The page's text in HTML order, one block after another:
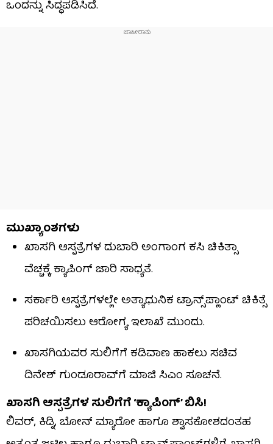
ಒಂದನ್ನು ಸಿದ್ಧಪಡಿಸಿದೆ.
ಮುಖ್ಯಾಂಶಗಳು
ಖಾಸಗಿ ಆಸ್ಪತ್ರೆಗಳ ದುಬಾರಿ ಅಂಗಾಂಗ ಕಸಿ ಚಿಕಿತ್ಸಾ
ವೆಚ್ಚಕ್ಕೆ ಕ್ಯಾಪಿಂಗ್ ಜಾರಿ ಸಾಧ್ಯತೆ.
ಸರ್ಕಾರಿ ಆಸ್ಪತ್ರೆಗಳಲ್ಲೇ ಅತ್ಯಾಧುನಿಕ ಟ್ರಾನ್ಸ್‌ಪ್ಲಾಂಟ್ ಚಿಕಿತ್ಸೆ
ಪರಿಚಯಿಸಲು ಆರೋಗ್ಯ ಇಲಾಖೆ ಮುಂದು.
ಖಾಸಗಿಯವರ ಸುಲಿಗೆಗೆ ಕಡಿವಾಣ ಹಾಕಲು ಸಚಿವ
ದಿನೇಶ್ ಗುಂಡೂರಾವ್‌ಗೆ ಮಾಜಿ ಸಿಎಂ ಸೂಚನೆ.
ಖಾಸಗಿ ಆಸ್ಪತ್ರೆಗಳ ಸುಲಿಗೆಗೆ ‘ಕ್ಯಾಪಿಂಗ್’ ಬಿಸಿ!
ಲಿವರ್, ಕಿಡ್ನಿ, ಬೋನ್ ಮ್ಯಾರೋ ಹಾಗೂ ಶ್ವಾಸಕೋಶದಂತಹ